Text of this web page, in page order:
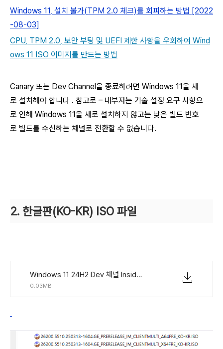
Windows 11, 설치 불가(TPM 2.0 체크)를 회피하는 방법 [2022
-08-03]
CPU, TPM 2.0, 보안 부팅 및 UEFI 제한 사항을 우회하여 Wind
ows 11 ISO 이미지를 만드는 방법
Canary 또는 Dev Channel을 종료하려면 Windows 11을 새
로 설치해야 합니다 . 참고로 – 내부자는 기술 설정 요구 사항으
로 인해 Windows 11을 새로 설치하지 않고는 낮은 빌드 번호
로 빌드를 수신하는 채널로 전환할 수 없습니다.
2. 한글판(KO-KR) ISO 파일
Windows 11 24H2 Dev 채널 Insider Preview (빌드 26200.5510) UUP 누적 업데이트 통합판 KO-KR.torrent
0.03MB